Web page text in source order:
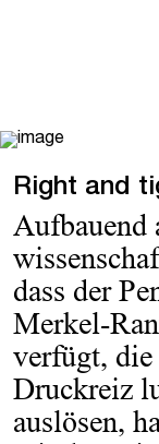
Right and
Aufbauend
dass der
Merkel-
verfügt, die
Druckreiz
auslösen,